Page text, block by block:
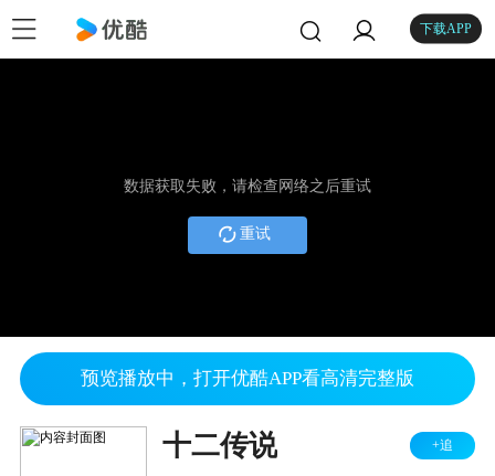
下载APP
数据获取失败，请检查网络之后重试
重试
预览播放中，打开优酷APP看高清完整版
十二传说 +追